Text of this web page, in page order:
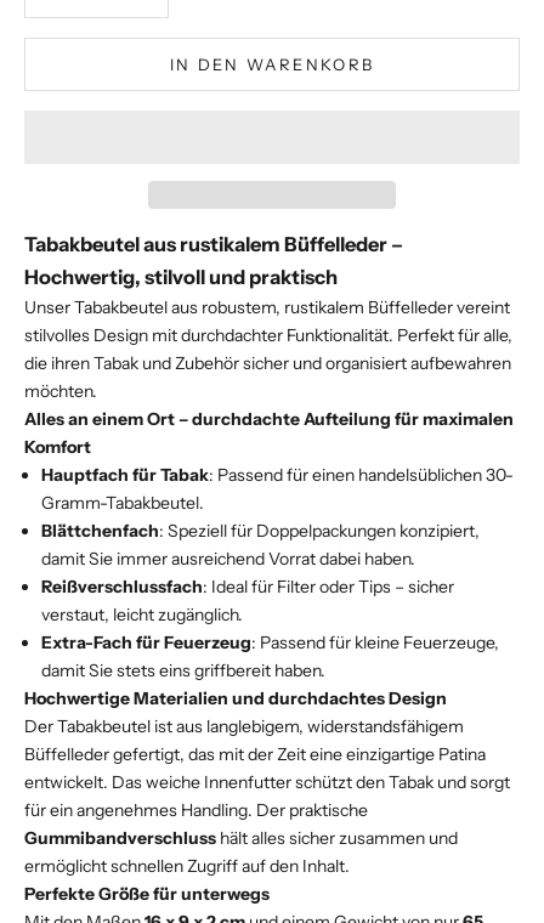
IN DEN WARENKORB
Tabakbeutel aus rustikalem Büffelleder –
Hochwertig, stilvoll und praktisch
Unser Tabakbeutel aus robustem, rustikalem Büffelleder vereint
stilvolles Design mit durchdachter Funktionalität. Perfekt für alle,
die ihren Tabak und Zubehör sicher und organisiert aufbewahren
möchten.
Alles an einem Ort – durchdachte Aufteilung für maximalen
Komfort
Hauptfach für Tabak: Passend für einen handelsüblichen 30-
Gramm-Tabakbeutel.
Blättchenfach: Speziell für Doppelpackungen konzipiert,
damit Sie immer ausreichend Vorrat dabei haben.
Reißverschlussfach: Ideal für Filter oder Tips – sicher
verstaut, leicht zugänglich.
Extra-Fach für Feuerzeug: Passend für kleine Feuerzeuge,
damit Sie stets eins griffbereit haben.
Hochwertige Materialien und durchdachtes Design
Der Tabakbeutel ist aus langlebigem, widerstandsfähigem
Büffelleder gefertigt, das mit der Zeit eine einzigartige Patina
entwickelt. Das weiche Innenfutter schützt den Tabak und sorgt
für ein angenehmes Handling. Der praktische
Gummibandverschluss hält alles sicher zusammen und
ermöglicht schnellen Zugriff auf den Inhalt.
Perfekte Größe für unterwegs